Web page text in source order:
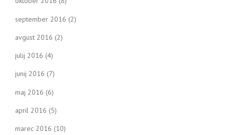
september 2016 (2)
avgust 2016 (2)
julij 2016 (4)
junij 2016 (7)
maj 2016 (6)
april 2016 (5)
marec 2016 (10)